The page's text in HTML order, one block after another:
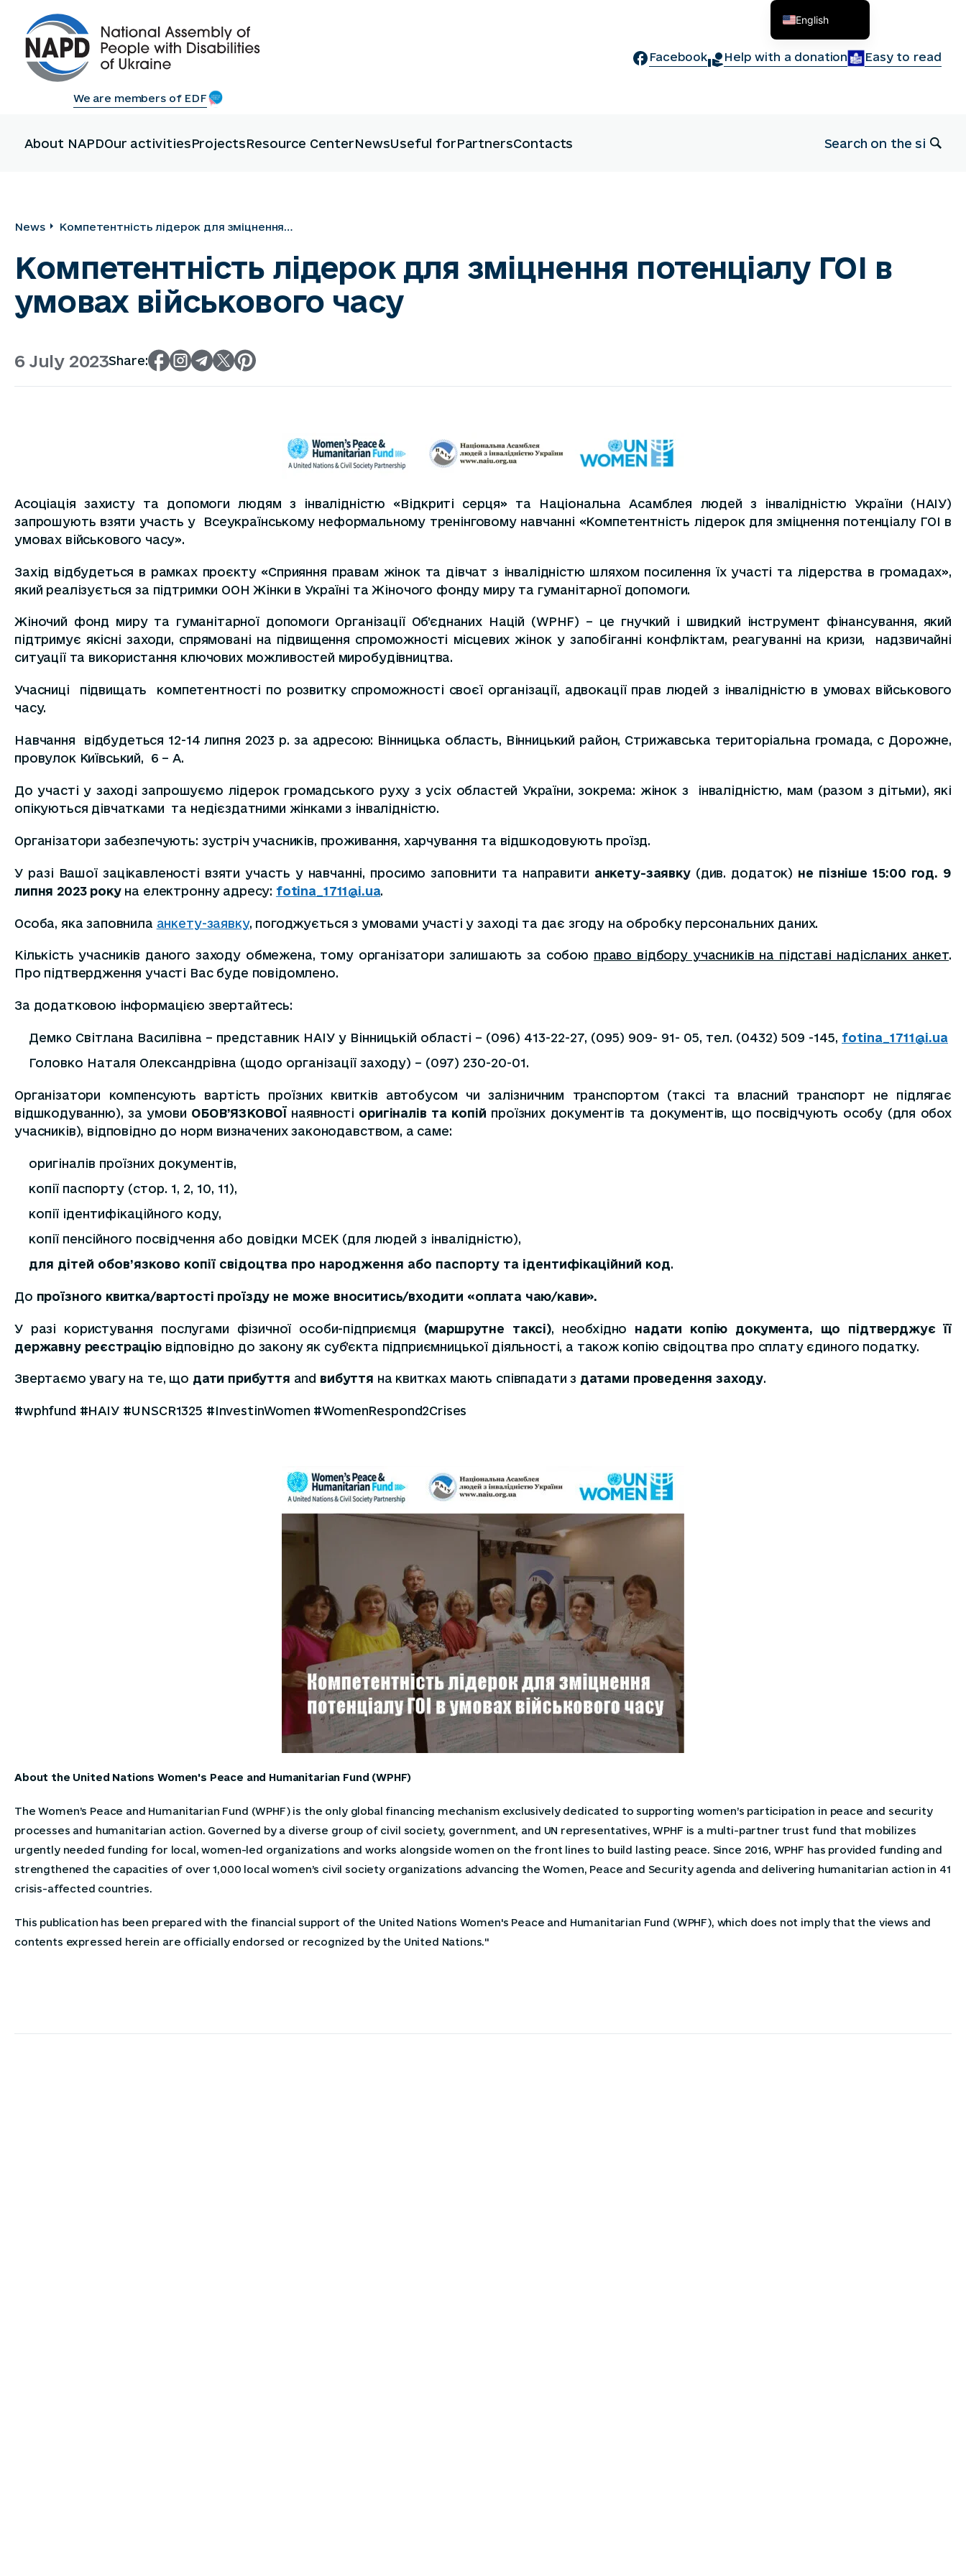
We are members of EDF
Facebook Help with a donation Easy to read
About NAPDOur activitiesProjectsResource CenterNewsUseful forPartnersContacts
News
Компетентність лідерок для зміцнення
Компетентність лідерок для зміцнення потенціалу ГОІ в
умовах військового часу
6 July 2023Share:
Асоціація захисту та допомоги людям з інвалідністю «Відкриті серця» та Національна Асамблея людей з інвалідністю України (НАІУ)
запрошують взяти участь у Всеукраїнському неформальному тренінговому навчанні «Компетентність лідерок для зміцнення потенціалу ГОІ в
умовах військового часу».
Захід відбудеться в рамках проєкту «Сприяння правам жінок та дівчат з інвалідністю шляхом посилення їх участі та лідерства в громадах»,
який реалізується за підтримки ООН Жінки в Україні та Жіночого фонду миру та гуманітарної допомоги.
Жіночий фонд миру та гуманітарної допомоги Організації Об’єднаних Націй (WPHF) – це гнучкий і швидкий інструмент фінансування, який
підтримує якісні заходи, спрямовані на підвищення спроможності місцевих жінок у запобіганні конфліктам, реагуванні на кризи, надзвичайні
ситуації та використання ключових можливостей миробудівництва.
Учасниці підвищать компетентності по розвитку спроможності своєї організації, адвокації прав людей з інвалідністю в умовах військового
часу.
Навчання відбудеться 12-14 липня 2023 р. за адресою: Вінницька область, Вінницький район, Стрижавська територіальна громада, с Дорожне,
провулок Київський, 6 – А.
До участі у заході запрошуємо лідерок громадського руху з усіх областей України, зокрема: жінок з інвалідністю, мам (разом з дітьми), які
опікуються дівчатками та недієздатними жінками з інвалідністю.
Організатори забезпечують: зустріч учасників, проживання, харчування та відшкодовують проїзд.
У разі Вашої зацікавленості взяти участь у навчанні, просимо заповнити та направити анкету-заявку(див. додаток) не пізніше 15:00 год. 9
липня 2023 року на електронну адресу: fotina_1711@i.ua.
Особа, яка заповнила анкету-заявку, погоджується з умовами участі у заході та дає згоду на обробку персональних даних.
Кількість учасників даного заходу обмежена, тому організатори залишають за собою право відбору учасників на підставі надісланих анкет.
Про підтвердження участі Вас буде повідомлено.
За додатковою інформацією звертайтесь:
Демко Світлана Василівна – представник НАІУ у Вінницькій області – (096) 413-22-27, (095) 909- 91- 05, тел. (0432) 509 -145, fotina_1711@i.ua
Головко Наталя Олександрівна (щодо організації заходу) – (097) 230-20-01.
Організатори компенсують вартість проїзних квитків автобусом чи залізничним транспортом (таксі та власний транспорт не підлягає
відшкодуванню), за умови ОБОВ’ЯЗКОВОЇнаявності оригіналів та копій проїзних документів та документів, що посвідчують особу (для обох
учасників), відповідно до норм визначених законодавством, а саме:
оригіналів проїзних документів,
копії паспорту (стор. 1, 2, 10, 11),
копії ідентифікаційного коду,
копії пенсійного посвідчення або довідки МСЕК (для людей з інвалідністю),
для дітей обов’язково копії свідоцтва про народження або паспорту та ідентифікаційний код.
До проїзного квитка/вартості проїзду не може вноситись/входити «оплата чаю/кави».
У разі користування послугами фізичної особи-підприємця (маршрутне таксі), необхідно надати копію документа, що підтверджує її
державну реєстраціювідповідно до закону як суб’єкта підприємницької діяльності, а також копію свідоцтва про сплату єдиного податку.
Звертаємо увагу на те, що дати прибуття and вибуття на квитках мають співпадати з датами проведення заходу.
#wphfund #НАІУ #UNSCR1325 #InvestinWomen #WomenRespond2Crises
About the United Nations Women's Peace and Humanitarian Fund (WPHF)
The Women’s Peace and Humanitarian Fund (WPHF) is the only global financing mechanism exclusively dedicated to supporting women’s participation in peace and security
processes and humanitarian action. Governed by a diverse group of civil society, government, and UN representatives, WPHF is a multi-partner trust fund that mobilizes
urgently needed funding for local, women-led organizations and works alongside women on the front lines to build lasting peace. Since 2016, WPHF has provided funding and
strengthened the capacities of over 1,000 local women’s civil society organizations advancing the Women, Peace and Security agenda and delivering humanitarian action in 41
crisis-affected countries.
This publication has been prepared with the financial support of the United Nations Women's Peace and Humanitarian Fund (WPHF), which does not imply that the views and
contents expressed herein are officially endorsed or recognized by the United Nations."
English
Українська